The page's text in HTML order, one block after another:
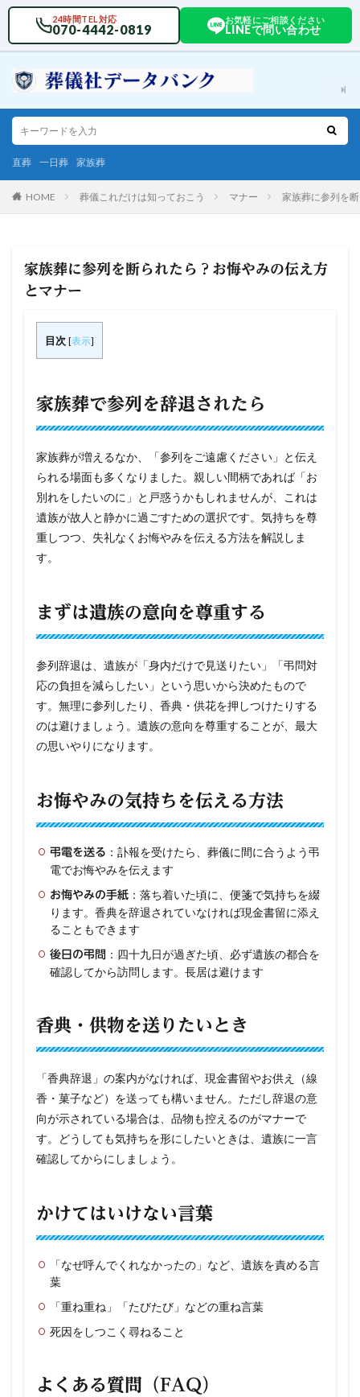
24時間TEL対応
070-4442-0819
お気軽にご相談ください
LINEで問い合わせ
直葬 一日葬 家族葬
HOME 葬儀これだけは知っておこう マナー 家族葬に参列を
家族葬に参列を断られたら？お悔やみの伝え方
とマナー
目次 [表示]
家族葬で参列を辞退されたら
家族葬が増えるなか、「参列をご遠慮ください」と伝え
られる場面も多くなりました。親しい間柄であれば「お
別れをしたいのに」と戸惑うかもしれませんが、これは
遺族が故人と静かに過ごすための選択です。気持ちを尊
重しつつ、失礼なくお悔やみを伝える方法を解説しま
す。
まずは遺族の意向を尊重する
参列辞退は、遺族が「身内だけで見送りたい」「弔問対
応の負担を減らしたい」という思いから決めたもので
す。無理に参列したり、香典・供花を押しつけたりする
のは避けましょう。遺族の意向を尊重することが、最大
の思いやりになります。
お悔やみの気持ちを伝える方法
弔電を送る ：訃報を受けたら、葬儀に間に合うよう弔
電でお悔やみを伝えます
お悔やみの手紙 ：落ち着いた頃に、便箋で気持ちを綴
ります。香典を辞退されていなければ現金書留に添え
ることもできます
後日の弔問 ：四十九日が過ぎた頃、必ず遺族の都合を
確認してから訪問します。長居は避けます
香典・供物を送りたいとき
「香典辞退」の案内がなければ、現金書留やお供え（線
香・菓子など）を送っても構いません。ただし辞退の意
向が示されている場合は、品物も控えるのがマナーで
す。どうしても気持ちを形にしたいときは、遺族に一言
確認してからにしましょう。
かけてはいけない言葉
「なぜ呼んでくれなかったの」など、遺族を責める言
葉
「重ね重ね」「たびたび」などの重ね言葉
死因をしつこく尋ねること
よくある質問（FAQ）